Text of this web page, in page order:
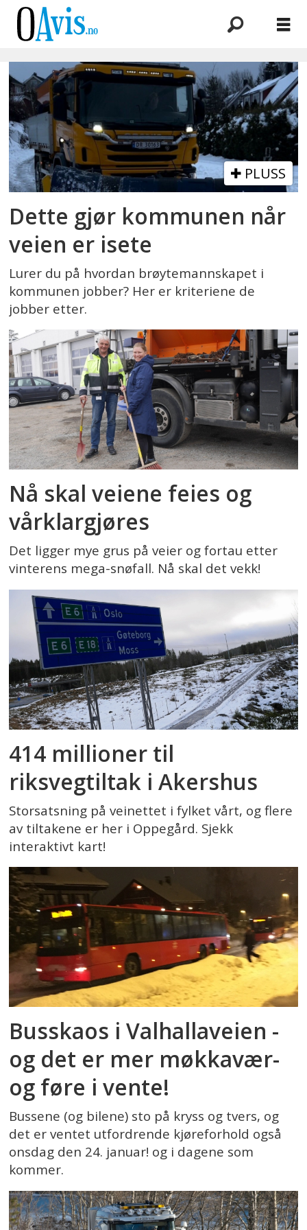
Emne:
veier
PLUSS
Dette gjør kommunen når
veien er isete
Lurer du på hvordan brøytemannskapet i
kommunen jobber? Her er kriteriene de
jobber etter.
Nå skal veiene feies og
vårklargjøres
Det ligger mye grus på veier og fortau etter
vinterens mega-snøfall. Nå skal det vekk!
414 millioner til
riksvegtiltak i Akershus
Storsatsning på veinettet i fylket vårt, og flere
av tiltakene er her i Oppegård. Sjekk
interaktivt kart!
Busskaos i Valhallaveien -
og det er mer møkkavær-
og føre i vente!
Bussene (og bilene) sto på kryss og tvers, og
det er ventet utfordrende kjøreforhold også
onsdag den 24. januar! og i dagene som
kommer.